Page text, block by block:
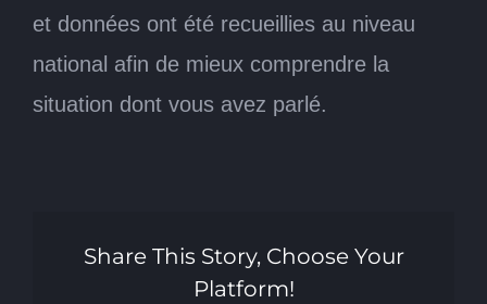
et données ont été recueillies au niveau
national afin de mieux comprendre la
situation dont vous avez parlé.
Share This Story, Choose Your
Platform!